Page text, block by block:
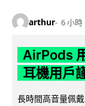
arthur 6 小時
AirPods
耳機用戶
長時間高音量佩